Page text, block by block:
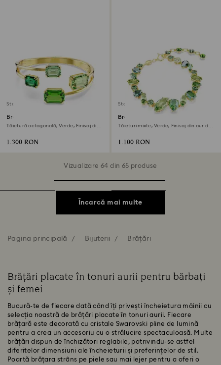
Stoc epuizat
Brățară fixă Millenia
Tăietură octogonală, Verde, Finisaj din
1.300 RON
Stoc epuizat
Brățară Gema
Tăieturi mixte, Verde, Finisaj din aur de
1.100 RON
Vizualizare 64 din 65 produse
Încarcă mai multe
Pagina principală Bijuterii Brățări
Brățări placate în tonuri aurii pentru bărbați
și femei
Bucură-te de fiecare dată când îți privești încheietura mâinii cu
selecția noastră de brățări placate în tonuri aurii. Fiecare
brățară este decorată cu cristale Swarovski pline de lumină
pentru a crea un accesoriu cu o strălucire spectaculoasă. Multe
brățări dispun de închizători reglabile, potrivindu-se astfel
diferitelor dimensiuni ale încheieturii și preferințelor de stil.
Poartă brățara strâns pe piele sau mai lejer pentru a oferi o